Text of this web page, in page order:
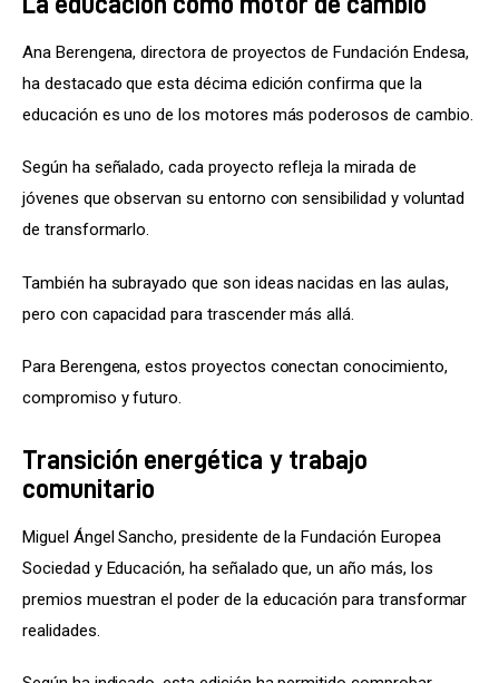
Ana Berengena, directora de proyectos de Fundación Endesa,
ha destacado que esta décima edición confirma que la
educación es uno de los motores más poderosos de cambio.
Según ha señalado, cada proyecto refleja la mirada de
jóvenes que observan su entorno con sensibilidad y voluntad
de transformarlo.
También ha subrayado que son ideas nacidas en las aulas,
pero con capacidad para trascender más allá.
Para Berengena, estos proyectos conectan conocimiento,
compromiso y futuro.
Transición energética y trabajo
comunitario
Miguel Ángel Sancho, presidente de la Fundación Europea
Sociedad y Educación, ha señalado que, un año más, los
premios muestran el poder de la educación para transformar
realidades.